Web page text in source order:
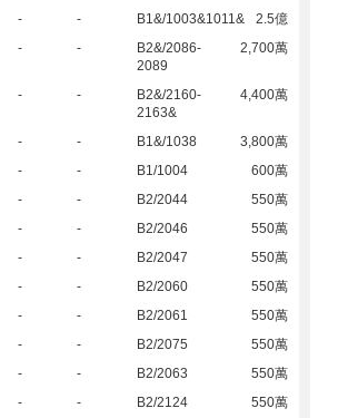
- - B1&/1003&1011&
2.5億
- -
B2&/2086-
2089
2,700萬
- -
B2&/2160-
2163&
4,400萬
- - B1&/1038
3,800萬
- - B1/1004
600萬
- - B2/2044
550萬
- - B2/2046
550萬
- - B2/2047
550萬
- - B2/2060
550萬
- - B2/2061
550萬
- - B2/2075
550萬
- - B2/2063
550萬
- - B2/2124 550萬